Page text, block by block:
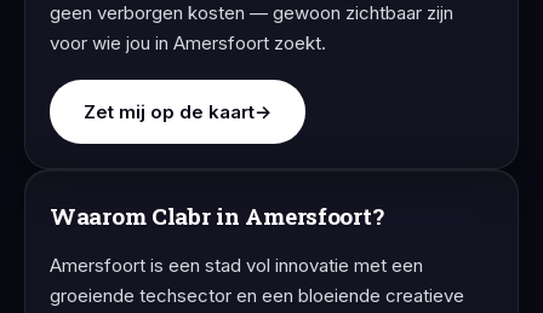
geen verborgen kosten — gewoon zichtbaar zijn
voor wie jou in Amersfoort zoekt.
Zet mij op de kaart→
Waarom Clabr in Amersfoort?
Amersfoort is een stad vol innovatie met een
groeiende techsector en een bloeiende creatieve